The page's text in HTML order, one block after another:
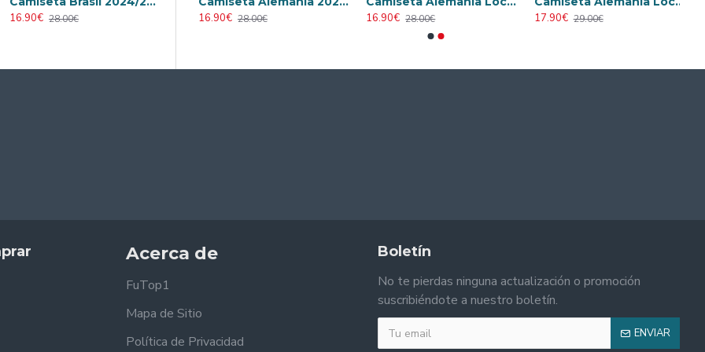
16.90€ 28.00€
23.90€ 31.00€
16.90€ 28.00€
16.90€ 28.00€
17.90€ 29.00€
Acerca de
FuTop1
Mapa de Sitio
Política de Privacidad
Boletín
No te pierdas ninguna actualización o promoción
suscribiéndote a nuestro boletín.
ENVIAR